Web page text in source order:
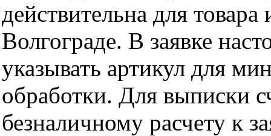
действительна для
Волгограде. В заявке
указывать артикул для
обработки. Для выписки
безналичному расчету к